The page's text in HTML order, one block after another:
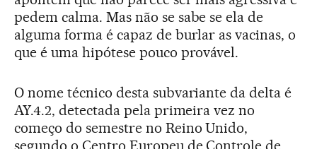
pedem calma. Mas não se sabe se ela de
alguma forma é capaz de burlar as vacinas, o
que é uma hipótese pouco provável.
O nome técnico desta subvariante da delta é
AY.4.2, detectada pela primeira vez no
começo do semestre no Reino Unido,
segundo o Centro Europeu de Controle de